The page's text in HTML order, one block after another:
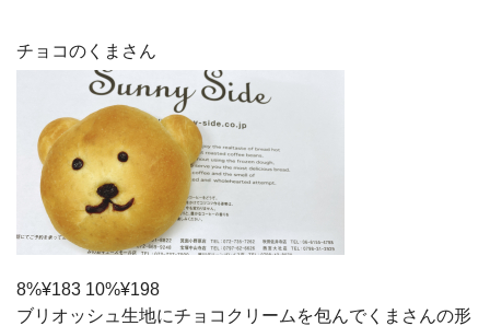
チョコのくまさん
8%¥183 10%¥198
ブリオッシュ生地にチョコクリームを包んでくまさんの形